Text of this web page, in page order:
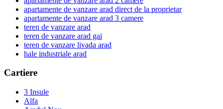
apartamente de vanzare arad direct de la proprietar
apartamente de vanzare arad 3 camere
teren de vanzare arad
teren de vanzare arad gai
teren de vanzare livada arad
hale industriale arad
Cartiere
3 Insule
Alfa